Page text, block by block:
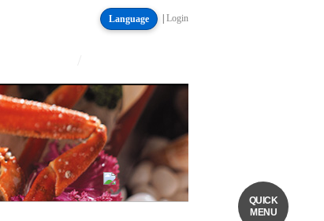
QUICK
MENU
Language | Login